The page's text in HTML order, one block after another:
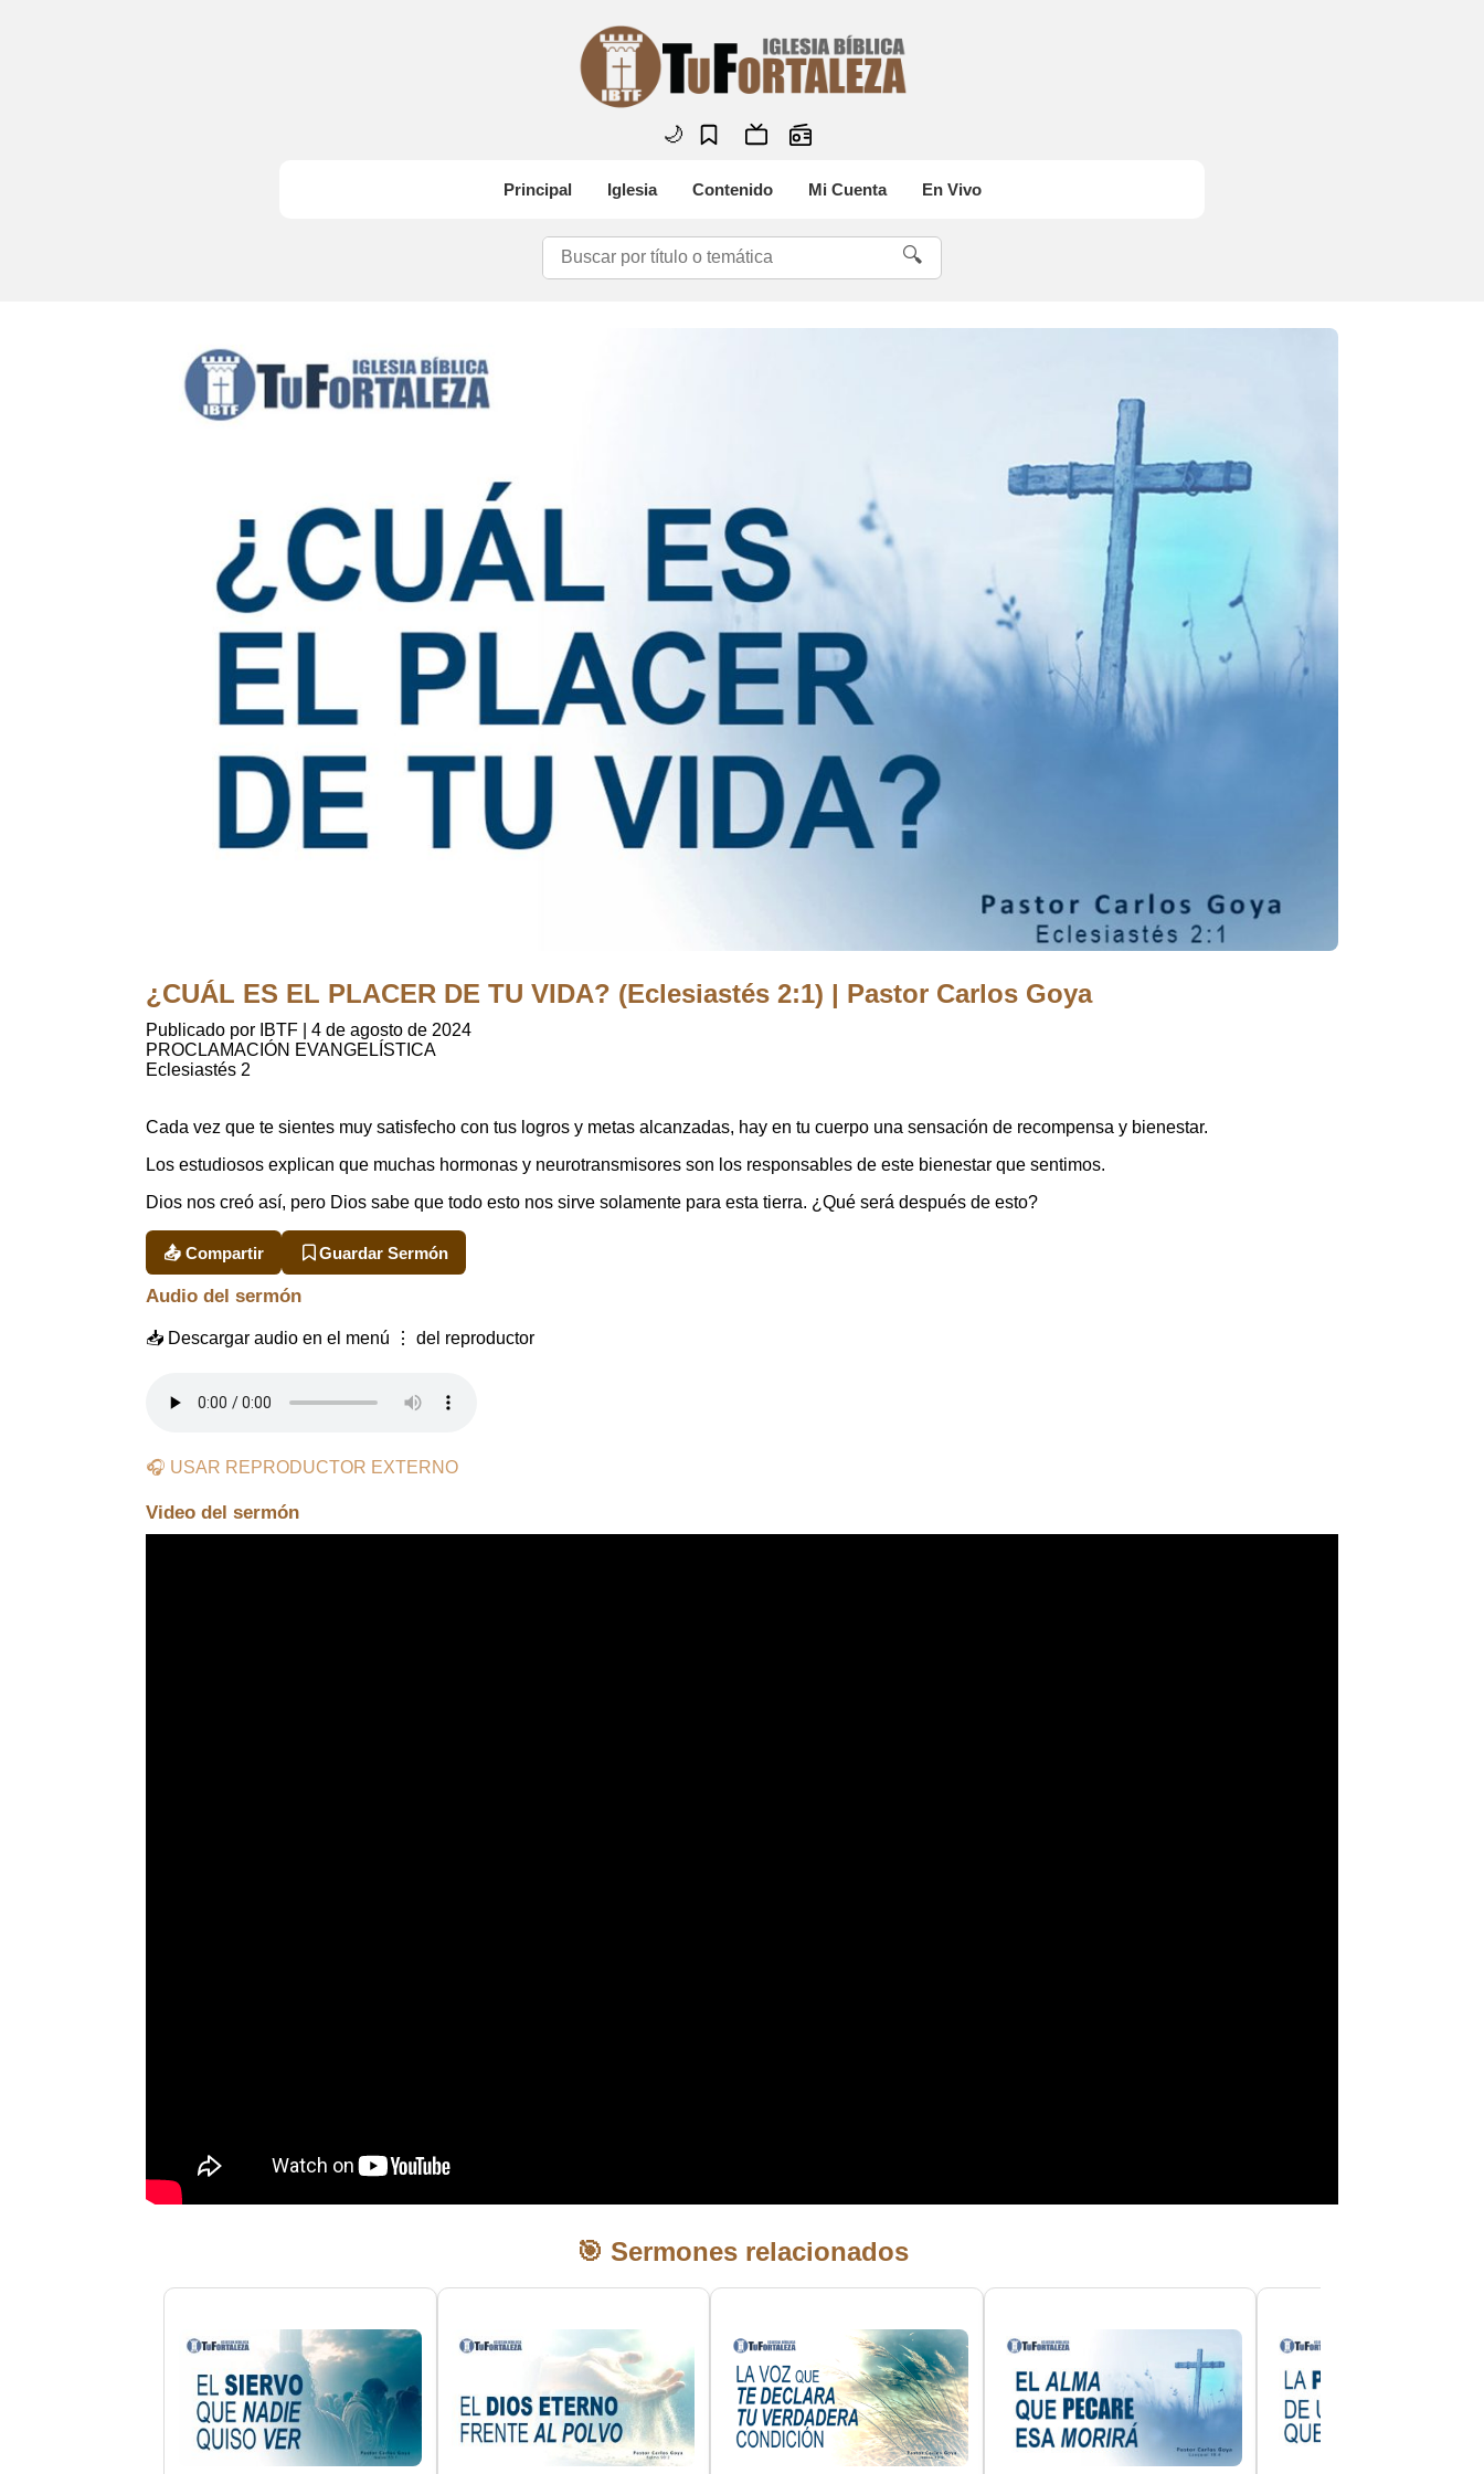
🌙
Principal Iglesia Contenido Mi Cuenta En Vivo
🔍
¿CUÁL ES EL PLACER DE TU VIDA? (Eclesiastés 2:1) | Pastor Carlos Goya
Publicado por IBTF
4 de agosto de 2024
PROCLAMACIÓN EVANGELÍSTICA
Eclesiastés 2
Cada vez que te sientes muy satisfecho con tus logros y metas alcanzadas, hay en tu cuerpo una sensación de recompensa y bienestar.
Los estudiosos explican que muchas hormonas y neurotransmisores son los responsables de este bienestar que sentimos.
Dios nos creó así, pero Dios sabe que todo esto nos sirve solamente para esta tierra. ¿Qué será después de esto?
📤 Compartir Guardar Sermón
Audio del sermón
📥 Descargar audio en el menú ⋮ del reproductor
🎧 USAR REPRODUCTOR EXTERNO
Video del sermón
🎯 Sermones relacionados